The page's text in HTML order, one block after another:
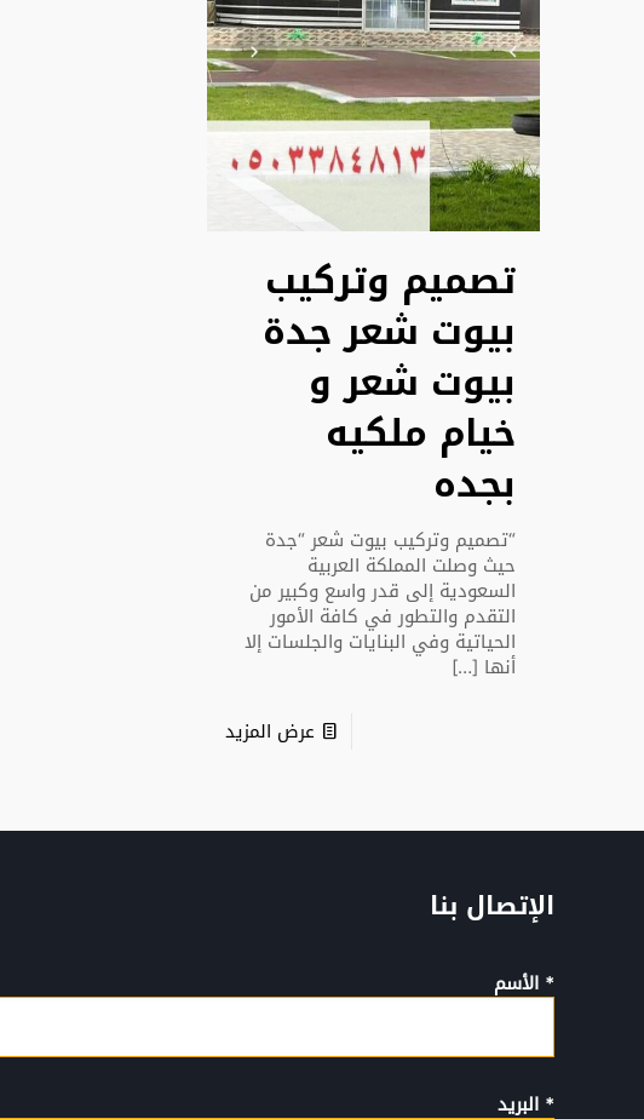
تصميم وتركيب
بيوت شعر جدة
بيوت شعر و
خيام ملكيه
بجده
“تصميم وتركيب بيوت شعر “جدة
حيث وصلت المملكة العربية
السعودية إلى قدر واسع وكبير من
التقدم والتطور في كافة الأمور
الحياتية وفي البنايات والجلسات إلا
أنها […]
عرض المزيد
الإتصال بنا
* الأسم
* البريد